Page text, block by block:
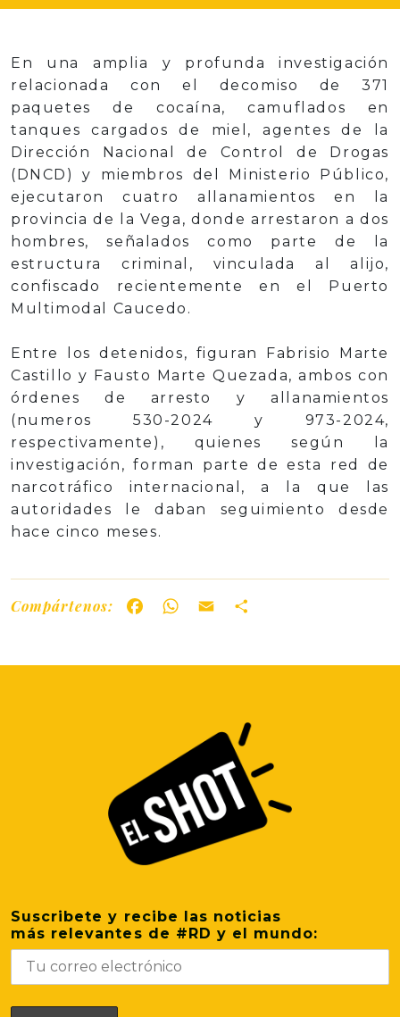
En una amplia y profunda investigación
relacionada con el decomiso de 371
paquetes de cocaína, camuflados en
tanques cargados de miel, agentes de la
Dirección Nacional de Control de Drogas
(DNCD) y miembros del Ministerio Público,
ejecutaron cuatro allanamientos en la
provincia de la Vega, donde arrestaron a dos
hombres, señalados como parte de la
estructura criminal, vinculada al alijo,
confiscado recientemente en el Puerto
Multimodal Caucedo.
Entre los detenidos, figuran Fabrisio Marte
Castillo y Fausto Marte Quezada, ambos con
órdenes de arresto y allanamientos
(numeros 530-2024 y 973-2024,
respectivamente), quienes según la
investigación, forman parte de esta red de
narcotráfico internacional, a la que las
autoridades le daban seguimiento desde
hace cinco meses.
Compártenos: FacebookWhatsApp
Email
Suscribete y recibe las noticias
más relevantes de #RD y el mundo: